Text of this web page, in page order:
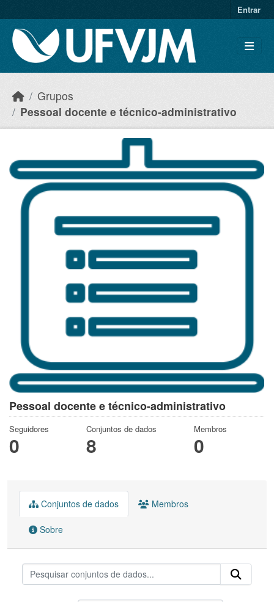
Entrar
Grupos
Pessoal docente e técnico-administrativo
Pessoal docente e técnico-administrativo
Seguidores
0
Conjuntos de dados
8
Membros
0
Conjuntos de dados Membros
Sobre